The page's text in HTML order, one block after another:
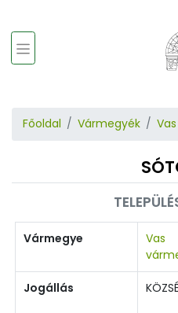
Főoldal Vármegyék
Vármegye
Vas
Jogállás